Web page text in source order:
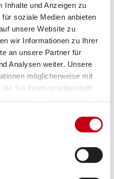
Inhalte und Anzeigen zu
soziale Medien anbieten
unsere Website zu
wir Informationen zu Ihrer
an unsere Partner für
Analysen weiter. Unsere
möglicherweise mit
Sie ihnen bereitgestellt
Ihrer Nutzung der Dienste